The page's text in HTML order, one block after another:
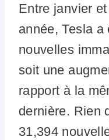
Entre janvier
année, Tesla
nouvelles
soit une
rapport à la
dernière. Rien
31,394